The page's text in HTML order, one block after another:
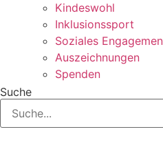
Kindeswohl
Inklusionssport
Soziales
Auszeichnungen
Spenden
Suche